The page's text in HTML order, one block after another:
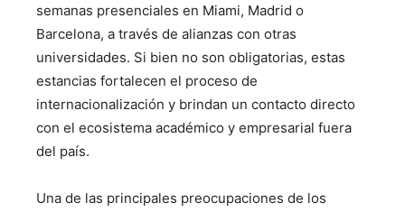
semanas presenciales en Miami, Madrid o
Barcelona, a través de alianzas con otras
universidades. Si bien no son obligatorias, estas
estancias fortalecen el proceso de
internacionalización y brindan un contacto directo
con el ecosistema académico y empresarial fuera
del país.
Una de las principales preocupaciones de los